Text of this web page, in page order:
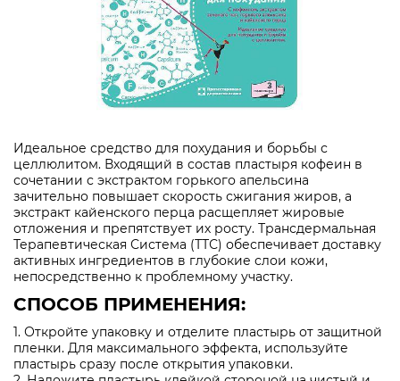
Идеальное средство для похудания и борьбы с
целлюлитом. Входящий в состав пластыря кофеин в
сочетании с экстрактом горького апельсина
зачительно повышает скорость сжигания жиров, а
экстракт кайенского перца расщепляет жировые
отложения и препятствует их росту. Трансдермальная
Терапевтическая Система (ТТС) обеспечивает доставку
активных ингредиентов в глубокие слои кожи,
непосредственно к проблемному участку.
СПОСОБ ПРИМЕНЕНИЯ:
1. Откройте упаковку и отделите пластырь от защитной
пленки. Для максимального эффекта, используйте
пластырь сразу после открытия упаковки.